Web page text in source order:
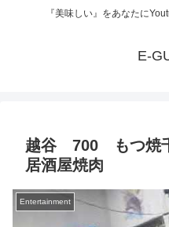
『美味しい』をあなたに
E-
越谷 700 もつ焼
居酒屋焼肉
Entertainment